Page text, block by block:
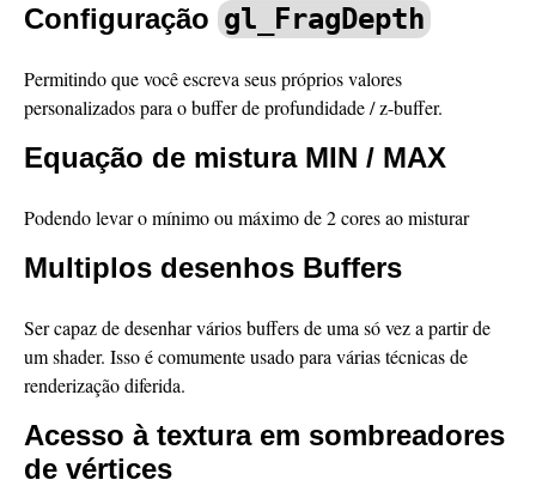
Configuração gl_FragDepth
Permitindo que você escreva seus próprios valores
personalizados para o buffer de profundidade / z-buffer.
Equação de mistura MIN / MAX
Podendo levar o mínimo ou máximo de 2 cores ao misturar
Multiplos desenhos Buffers
Ser capaz de desenhar vários buffers de uma só vez a partir de
um shader. Isso é comumente usado para várias técnicas de
renderização diferida.
Acesso à textura em sombreadores
de vértices